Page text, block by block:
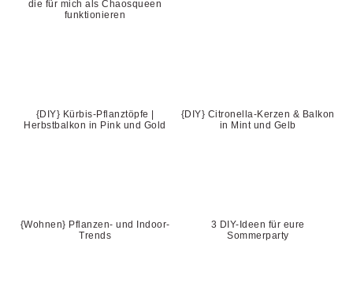
die für mich als Chaosqueen
funktionieren
{DIY} Kürbis-Pflanztöpfe |
Herbstbalkon in Pink und Gold
{DIY} Citronella-Kerzen & Balkon
in Mint und Gelb
{Wohnen} Pflanzen- und Indoor-
Trends
3 DIY-Ideen für eure
Sommerparty